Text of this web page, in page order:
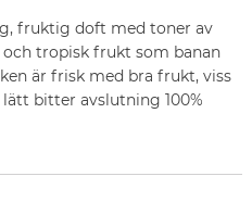
fruktig doft med toner av
tropisk frukt som banan
är frisk med bra frukt, viss
bitter avslutning 100%